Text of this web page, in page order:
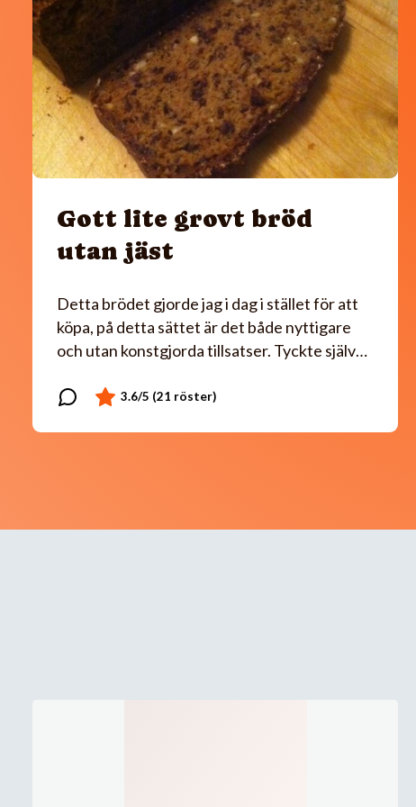
Gott lite grovt bröd
utan jäst
Detta brödet gjorde jag i dag i stället för att
köpa, på detta sättet är det både nyttigare
och utan konstgjorda tillsatser. Tyckte själv…